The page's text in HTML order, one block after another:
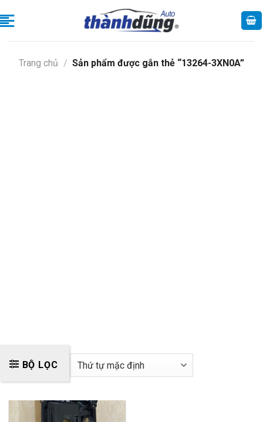
to
Trang chủ / Sản phẩm được gắn thẻ “13264-3XN0A”
BỘ LỌC